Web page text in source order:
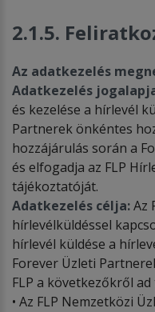
2.1.5.
Az adatkezelés
Adatkezelés
és kezelése a hírlevél
Partnerek önkéntes
hozzájárulás során a
és elfogadja az FLP
tájékoztatóját.
Adatkezelés célja:Az
hírlevélküldéssel
hírlevél küldése a
Forever Üzleti
FLP a következőkről
• Az FLP Nemzetközi